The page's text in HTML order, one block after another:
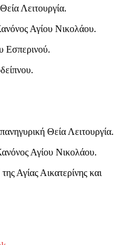
Λειτουργία.
Αγίου Νικολάου.
Εσπερινού.
Θεία Λειτουργία.
Αγίου Νικολάου.
Αγίας Αικατερίνης και